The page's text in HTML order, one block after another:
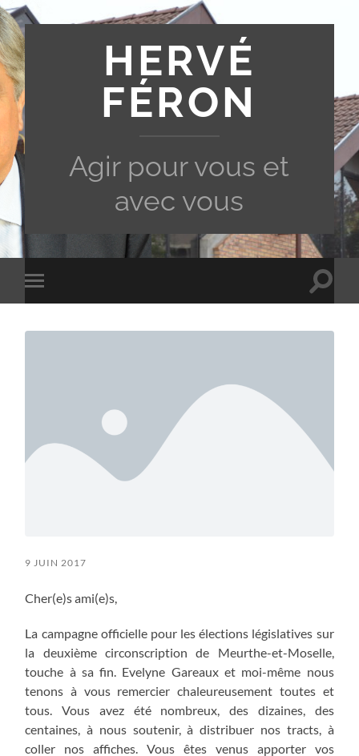
HERVÉ
FÉRON
Agir pour vous et
avec vous
Toggle
mobile
Toggle
9 JUIN 2017
Cher(e)s ami(e)s,
La campagne officielle pour les élections législatives sur
la deuxième circonscription de Meurthe-et-Moselle,
touche à sa fin. Evelyne Gareaux et moi-même nous
tenons à vous remercier chaleureusement toutes et
tous. Vous avez été nombreux, des dizaines, des
centaines, à nous soutenir, à distribuer nos tracts, à
coller nos affiches. Vous êtes venus apporter vos